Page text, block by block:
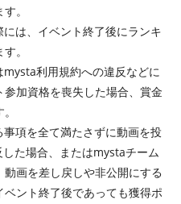
。
は、イベント終了後にランキ
。
利用規約への違反などに
加資格を喪失した場合、賞金
項を全て満たさずに動画を投
た場合、またはmystaチーム
画を差し戻しや非公開にする
ント終了後であっても獲得ポ